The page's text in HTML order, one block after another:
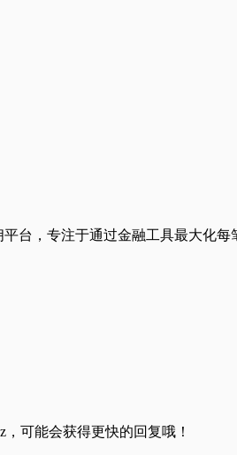
平台，专注于通过金融工具最大化
，可能会获得更快的回复哦！